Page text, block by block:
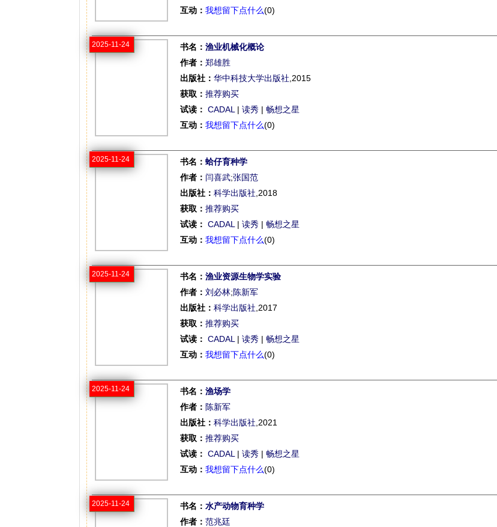
互动： 我想留下点什么(0)
2025-11-24 书名： 渔业机械化概论
作者： 郑雄胜
出版社： 华中科技大学出版社 ,2015
获取： 推荐购买
试读： CADAL | 读秀 | 畅想之星
互动： 我想留下点什么(0)
2025-11-24 书名： 蛤仔育种学
作者： 闫喜武;张国范
出版社： 科学出版社 ,2018
获取： 推荐购买
试读： CADAL | 读秀 | 畅想之星
互动： 我想留下点什么(0)
2025-11-24 书名： 渔业资源生物学实验
作者： 刘必林;陈新军
出版社： 科学出版社 ,2017
获取： 推荐购买
试读： CADAL | 读秀 | 畅想之星
互动： 我想留下点什么(0)
2025-11-24 书名： 渔场学
作者： 陈新军
出版社： 科学出版社 ,2021
获取： 推荐购买
试读： CADAL | 读秀 | 畅想之星
互动： 我想留下点什么(0)
2025-11-24 书名： 水产动物育种学
作者： 范兆廷